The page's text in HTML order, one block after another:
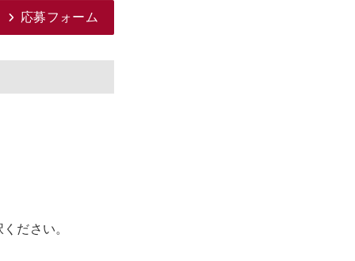
応募フォーム
ださい。